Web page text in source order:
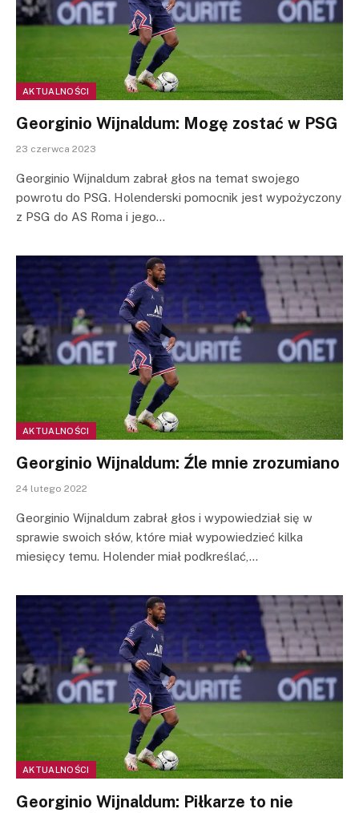
AKTUALNOŚCI
Georginio Wijnaldum: Mogę zostać w PSG
23 czerwca 2023
Georginio Wijnaldum zabrał głos na temat swojego
powrotu do PSG. Holenderski pomocnik jest wypożyczony
z PSG do AS Roma i jego…
AKTUALNOŚCI
Georginio Wijnaldum: Źle mnie zrozumiano
24 lutego 2022
Georginio Wijnaldum zabrał głos i wypowiedział się w
sprawie swoich słów, które miał wypowiedzieć kilka
miesięcy temu. Holender miał podkreślać,…
AKTUALNOŚCI
Georginio Wijnaldum: Piłkarze to nie